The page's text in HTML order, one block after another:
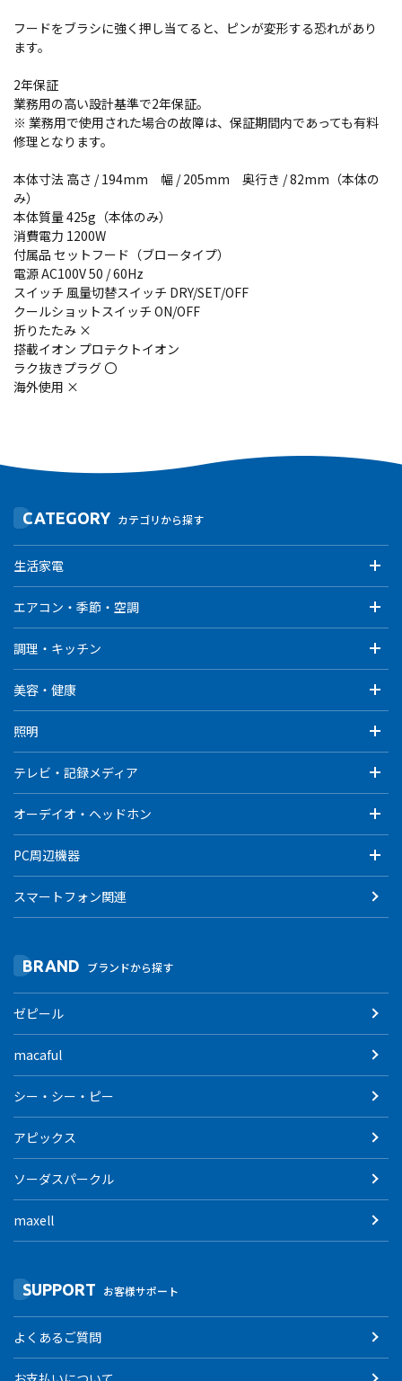
フードをブラシに強く押し当てると、ピンが変形する恐れがあり
ます。
2年保証
業務用の高い設計基準で2年保証。
※ 業務用で使用された場合の故障は、保証期間内であっても有料
修理となります。
本体寸法 高さ / 194mm 幅 / 205mm 奥行き / 82mm（本体の
み）
本体質量 425g（本体のみ）
消費電力 1200W
付属品 セットフード（ブロータイプ）
電源 AC100V 50 / 60Hz
スイッチ 風量切替スイッチ DRY/SET/OFF
クールショットスイッチ ON/OFF
折りたたみ ×
搭載イオン プロテクトイオン
ラク抜きプラグ 〇
海外使用 ×
CATEGORY カテゴリから探す
生活家電
エアコン・季節・空調
調理・キッチン
美容・健康
照明
テレビ・記録メディア
オーデイオ・ヘッドホン
PC周辺機器
スマートフォン関連
BRAND ブランドから探す
ゼピール
macaful
シー・シー・ピー
アピックス
ソーダスパークル
maxell
SUPPORT お客様サポート
よくあるご質問